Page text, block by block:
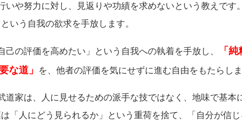
いや努力に対し、見返りや功績を求めないという教えです
いう自我の欲求を手放します。
己の評価を高めたい」という自我への執着を手放し、
「
な道」
を、他者の評価を気にせずに進む自由をもたらしま
道家は、人に見せるための派手な技ではなく、地味で基本
「人にどう見られるか」という重荷を捨て、「自分が信